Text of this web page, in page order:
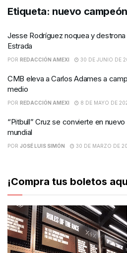
Etiqueta: nuevo campeón
Jesse Rodríguez noquea y destrona
Estrada
POR REDACCIÓN AMEXI 30 DE JUNIO DE
CMB eleva a Carlos Adames a
medio
POR REDACCIÓN AMEXI 8 DE MAYO DE
“Pitbull” Cruz se convierte en
mundial
POR JOSÉ LUIS SIMÓN 30 DE MARZO DE
¡Compra tus boletos